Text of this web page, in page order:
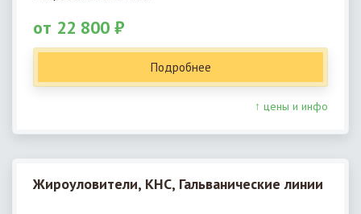
от 22 800 ₽
Подробнее
↑ цены и инфо
Жироуловители, КНС, Гальванические линии